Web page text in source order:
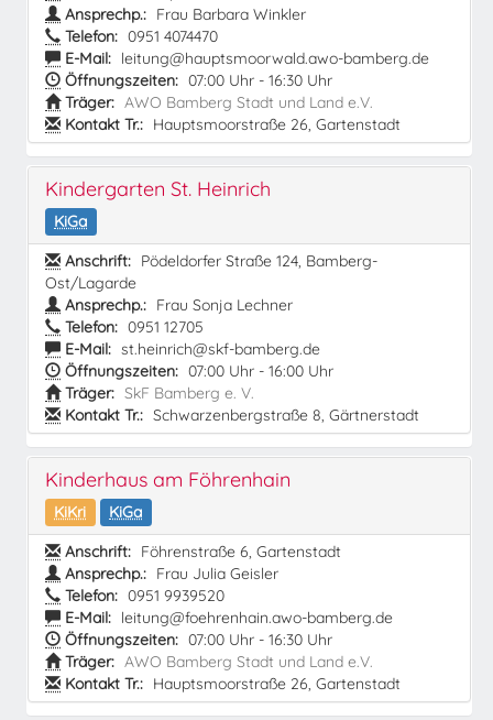
Ansprechp.: Frau Barbara Winkler
Telefon: 0951 4074470
E-Mail: leitung@hauptsmoorwald.awo-bamberg.de
Öffnungszeiten: 07:00 Uhr - 16:30 Uhr
Träger: AWO Bamberg Stadt und Land e.V.
Kontakt Tr.: Hauptsmoorstraße 26, Gartenstadt
Kindergarten St. Heinrich
KiGa
Anschrift: Pödeldorfer Straße 124, Bamberg-
Ost/Lagarde
Ansprechp.: Frau Sonja Lechner
Telefon: 0951 12705
E-Mail: st.heinrich@skf-bamberg.de
Öffnungszeiten: 07:00 Uhr - 16:00 Uhr
Träger: SkF Bamberg e. V.
Kontakt Tr.: Schwarzenbergstraße 8, Gärtnerstadt
Kinderhaus am Föhrenhain
KiKri
KiGa
Anschrift: Föhrenstraße 6, Gartenstadt
Ansprechp.: Frau Julia Geisler
Telefon: 0951 9939520
E-Mail: leitung@foehrenhain.awo-bamberg.de
Öffnungszeiten: 07:00 Uhr - 16:30 Uhr
Träger: AWO Bamberg Stadt und Land e.V.
Kontakt Tr.: Hauptsmoorstraße 26, Gartenstadt